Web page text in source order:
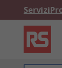
Servizi